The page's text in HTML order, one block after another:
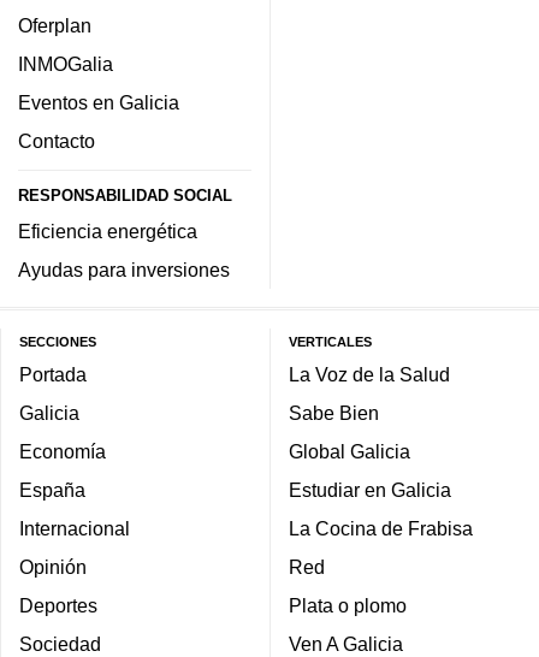
Oferplan
INMOGalia
Eventos en Galicia
Contacto
RESPONSABILIDAD SOCIAL
Eficiencia energética
Ayudas para inversiones
SECCIONES
Portada
Galicia
Economía
España
Internacional
Opinión
Deportes
Sociedad
VERTICALES
La Voz de la Salud
Sabe Bien
Global Galicia
Estudiar en Galicia
La Cocina de Frabisa
Red
Plata o plomo
Ven A Galicia